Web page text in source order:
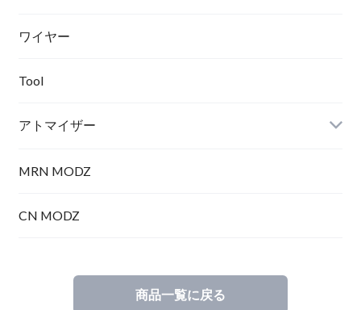
メカニカル
ワイヤー
Tool
アトマイザー
RDA
MRN MODZ
CN MODZ
商品一覧に戻る